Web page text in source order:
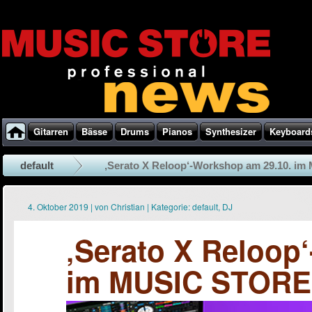
Gitarren Bässe Drums Pianos Synthesizer
default ‚Serato X Reloop‘-Workshop am 29.10. im
4. Oktober 2019 | von Christian | Kategorie:default, DJ
‚Serato X
im MUSIC STORE